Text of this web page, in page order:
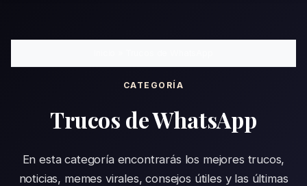
CATEGORÍA
Trucos de WhatsApp
En esta categoría encontrarás los mejores trucos,
noticias, memes virales, consejos útiles y las últimas